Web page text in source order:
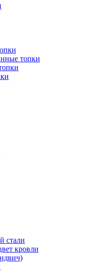
топки
стали
кровли